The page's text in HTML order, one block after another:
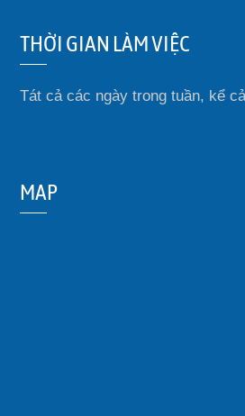
THỜI GIAN LÀM VIỆC
Tát cả các ngày trong tuần, kể
MAP